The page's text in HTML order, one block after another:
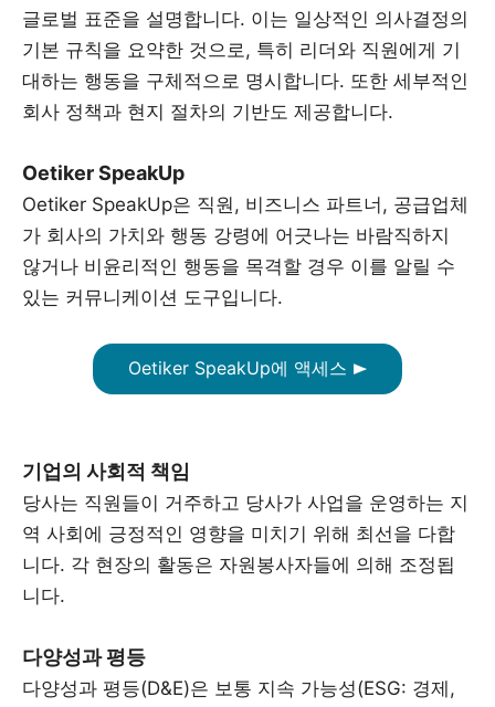
글로벌 표준을 설명합니다. 이는 일상적인 의사결정의
기본 규칙을 요약한 것으로, 특히 리더와 직원에게 기
대하는 행동을 구체적으로 명시합니다. 또한 세부적인
회사 정책과 현지 절차의 기반도 제공합니다.
Oetiker SpeakUp
Oetiker SpeakUp은 직원, 비즈니스 파트너, 공급업체
가 회사의 가치와 행동 강령에 어긋나는 바람직하지
않거나 비윤리적인 행동을 목격할 경우 이를 알릴 수
있는 커뮤니케이션 도구입니다.
Oetiker SpeakUp에 액세스
기업의 사회적 책임
당사는 직원들이 거주하고 당사가 사업을 운영하는 지
역 사회에 긍정적인 영향을 미치기 위해 최선을 다합
니다. 각 현장의 활동은 자원봉사자들에 의해 조정됩
니다.
다양성과 평등
다양성과 평등(D&E)은 보통 지속 가능성(ESG: 경제,